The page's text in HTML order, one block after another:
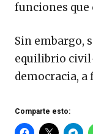
funciones
Sin embargo,
equilibrio
democracia,
Comparte esto: